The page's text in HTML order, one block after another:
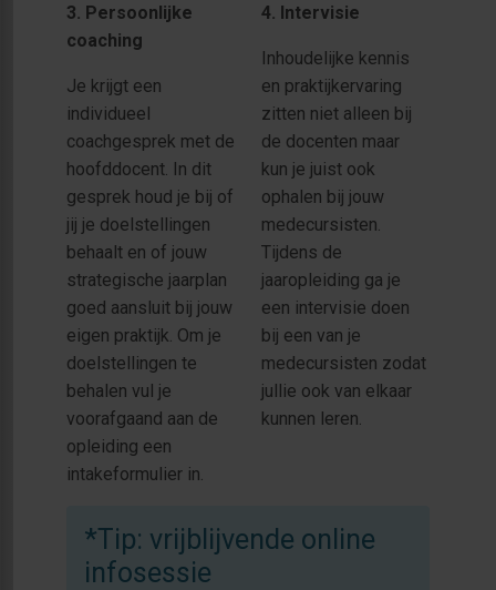
3. Persoonlijke
coaching
Je krijgt een
individueel
coachgesprek met de
hoofddocent. In dit
gesprek houd je bij of
jij je doelstellingen
behaalt en of jouw
strategische jaarplan
goed aansluit bij jouw
eigen praktijk. Om je
doelstellingen te
behalen vul je
voorafgaand aan de
opleiding een
intakeformulier in.
4. Intervisie
Inhoudelijke kennis
en praktijkervaring
zitten niet alleen bij
de docenten maar
kun je juist ook
ophalen bij jouw
medecursisten.
Tijdens de
jaaropleiding ga je
een intervisie doen
bij een van je
medecursisten zodat
jullie ook van elkaar
kunnen leren.
*Tip: vrijblijvende online
infosessie